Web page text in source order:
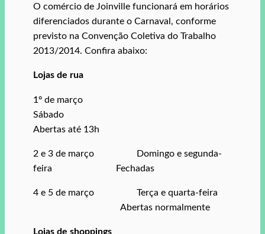
O comércio de Joinville funcionará em horários
diferenciados durante o Carnaval, conforme
previsto na Convenção Coletiva do Trabalho
2013/2014. Confira abaixo:
Lojas de rua
1º de março
Sábado
Abertas até 13h
2 e 3 de março Domingo e segunda-
feira Fechadas
4 e 5 de março Terça e quarta-feira
Abertas normalmente
Lojas de shoppings